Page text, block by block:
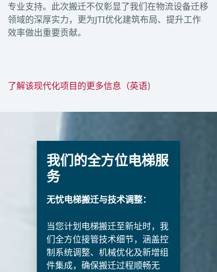
专业支持。此次搬迁不仅彰显了我们在物流设备迁移
领域的深厚实力，更为JTI优化建筑布局、提升工作
效率做出重要贡献。
了解该现代化项目的更多信息（英语)
我们的全方位电梯服
务
无忧电梯搬迁与技术调整：
当您计划电梯搬迁至新址时，我
们全方位接管技术细节，涵盖控
制系统调整、机械优化及新增组
件集成，确保搬迁过程顺畅无